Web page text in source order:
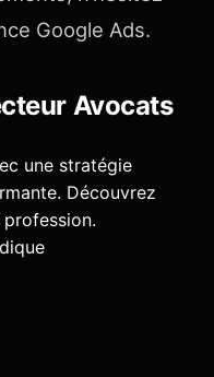
Google Ads.
Avocats
une stratégie
Découvrez